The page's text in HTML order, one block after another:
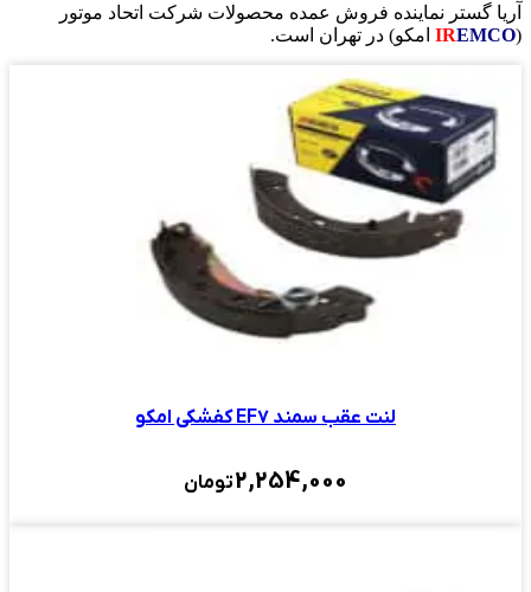
آریا گستر نماینده فروش عمده محصولات شرکت اتحاد موتور
(
IREMCO امکو) در تهران است.
لنت عقب سمند EF۷ کفشکی امکو
2,254,000تومان